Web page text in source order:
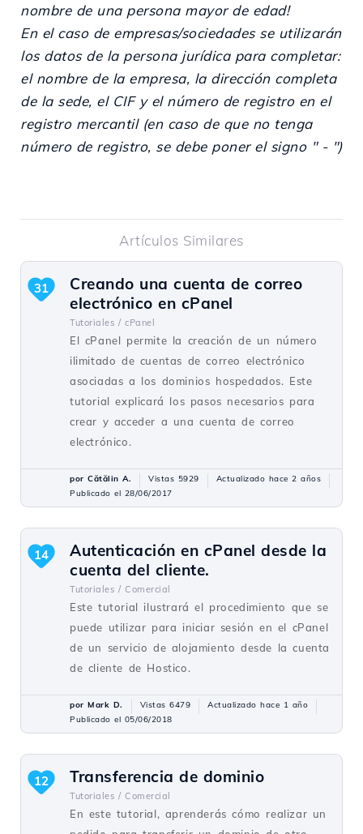
nombre de una persona mayor de edad!
En el caso de empresas/sociedades se utilizarán
los datos de la persona jurídica para completar:
el nombre de la empresa, la dirección completa
de la sede, el CIF y el número de registro en el
registro mercantil (en caso de que no tenga
número de registro, se debe poner el signo " - ")
Artículos Similares
Creando una cuenta de correo
electrónico en cPanel
Tutoriales / cPanel
El cPanel permite la creación de un número
ilimitado de cuentas de correo electrónico
asociadas a los dominios hospedados. Este
tutorial explicará los pasos necesarios para
crear y acceder a una cuenta de correo
electrónico.
31
por Cătălin A. Vistas 5929
Actualizado hace 2 años
Publicado el 28/06/2017
Autenticación en cPanel desde la
cuenta del cliente.
Tutoriales / Comercial
Este tutorial ilustrará el procedimiento que se
puede utilizar para iniciar sesión en el cPanel
de un servicio de alojamiento desde la cuenta
de cliente de Hostico.
14
por Mark D. Vistas 6479
Actualizado hace 1 año
Publicado el 05/06/2018
Transferencia de dominio
Tutoriales / Comercial
En este tutorial, aprenderás cómo realizar un
12